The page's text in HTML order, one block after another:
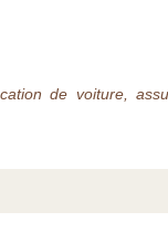
de voiture,